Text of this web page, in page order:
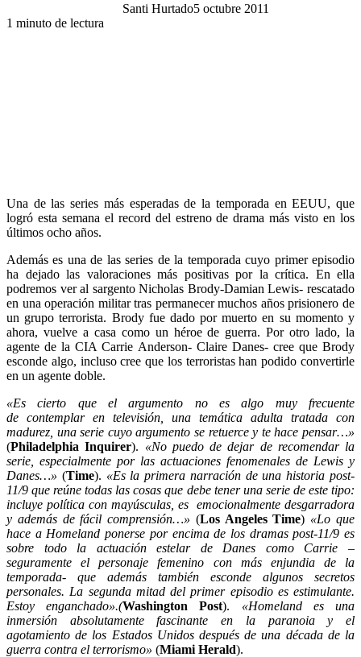
Santi Hurtado5 octubre 2011
1 minuto de lectura
Una de las series más esperadas de la temporada en EEUU, que
logró esta semana el record del estreno de drama más visto en los
últimos ocho años.
Además es una de las series de la temporada cuyo primer episodio
ha dejado las valoraciones más positivas por la crítica. En ella
podremos ver al sargento Nicholas Brody-Damian Lewis- rescatado
en una operación militar tras permanecer muchos años prisionero de
un grupo terrorista. Brody fue dado por muerto en su momento y
ahora, vuelve a casa como un héroe de guerra. Por otro lado, la
agente de la CIA Carrie Anderson- Claire Danes- cree que Brody
esconde algo, incluso cree que los terroristas han podido convertirle
en un agente doble.
«Es cierto que el argumento no es algo muy frecuente
de contemplar en televisión, una temática adulta tratada con
madurez, una serie cuyo argumento se retuerce y te hace pensar…»
(Philadelphia Inquirer). «No puedo de dejar de recomendar la
serie, especialmente por las actuaciones fenomenales de Lewis y
Danes…» (Time). «Es la primera narración de una historia post-
11/9 que reúne todas las cosas que debe tener una serie de este tipo:
incluye política con mayúsculas, es emocionalmente desgarradora
y además de fácil comprensión…» (Los Angeles Time) «Lo que
hace a Homeland ponerse por encima de los dramas post-11/9 es
sobre todo la actuación estelar de Danes como Carrie –
seguramente el personaje femenino con más enjundia de la
temporada- que además también esconde algunos secretos
personales. La segunda mitad del primer episodio es estimulante.
Estoy enganchado».(Washington Post). «Homeland es una
inmersión absolutamente fascinante en la paranoia y el
agotamiento de los Estados Unidos después de una década de la
guerra contra el terrorismo» (Miami Herald).